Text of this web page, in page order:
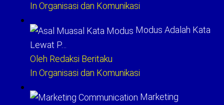
In Organisasi dan Komunikasi
Modus Adalah Kata
Lewat P…
Oleh Redaksi Beritaku
In Organisasi dan Komunikasi
Marketing